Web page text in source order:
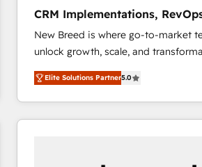
2️⃣ AIエージェント組織構築 営業・マーケティング業務
の一部をAIが自律実行する組織への移
Breeze・Claude等をHubSpotと連携
運用ルール・成果指標まで含めて設計します
DX × AI推進のPMO伴走支援 複数部門
革を、構想から実装・定着までPMO
定の代行ではなく、設計の責任」を
計・構築：リード獲得・CVR・SEOを
CRM Implementations,
Demand Gen
New Breed is where go-to-market
unlock growth, scale, and
companies activate HubSpot’s AI-
customer platform and
Loop Marketing framework
services, smart agents, and
Elite Solutions Partner5.0